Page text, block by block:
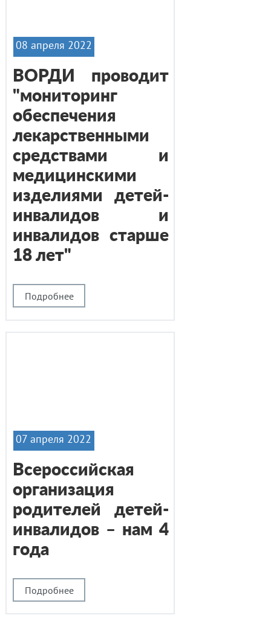
Подробнее
ВОРДИ проводит
"мониторинг
обеспечения
лекарственными
средствами и
медицинскими
изделиями детей-
инвалидов и
инвалидов старше
18 лет"
08 апреля 2022
Подробнее
Всероссийская
организация
родителей детей-
инвалидов – нам 4
года
07 апреля 2022